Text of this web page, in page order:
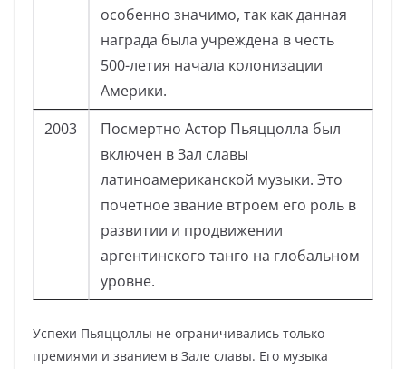
особенно значимо, так как данная
награда была учреждена в честь
500-летия начала колонизации
Америки.
2003
Посмертно Астор Пьяццолла был
включен в Зал славы
латиноамериканской музыки. Это
почетное звание втроем его роль в
развитии и продвижении
аргентинского танго на глобальном
уровне.
Успехи Пьяццоллы не ограничивались только
премиями и званием в Зале славы. Его музыка